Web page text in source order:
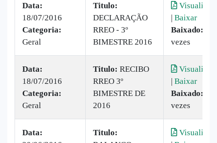
Data:
18/07/2016
Categoria:
Geral
Titulo:
DECLARAÇÃO
RREO - 3º
BIMESTRE 2016
Visualizar
| Baixar
Baixado:
vezes
Data:
18/07/2016
Categoria:
Geral
Titulo: RECIBO
RREO 3º
BIMESTRE DE
2016
Visualizar
| Baixar
Baixado:
vezes
Data:
Titulo:
Visualizar